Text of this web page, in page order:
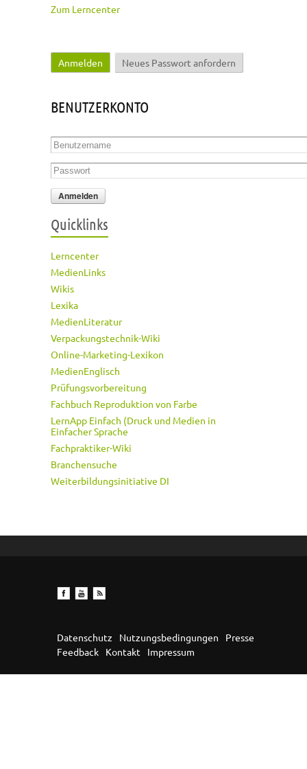
Zum Lerncenter
Haupt-Reiter
Anmelden (aktiver Reiter)
Neues Passwort anfordern
BENUTZERKONTO
Benutzername
Passwort
Quicklinks
Lerncenter
MedienLinks
Wikis
Lexika
MedienLiteratur
Verpackungstechnik-Wiki
Online-Marketing-Lexikon
MedienEnglisch
Prüfungsvorbereitung
Fachbuch Reproduktion von Farbe
LernApp Einfach (Druck und Medien in
Einfacher Sprache
Fachpraktiker-Wiki
Branchensuche
Weiterbildungsinitiative DI
Datenschutz Nutzungsbedingungen
Presse
Feedback
Kontakt Impressum